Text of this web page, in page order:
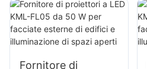
Fornitore di